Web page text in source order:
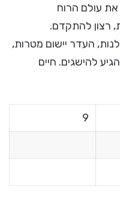
עולם הרוח
רצון להתקדם.
העדר יישום מטרות,
להישגים. חיים